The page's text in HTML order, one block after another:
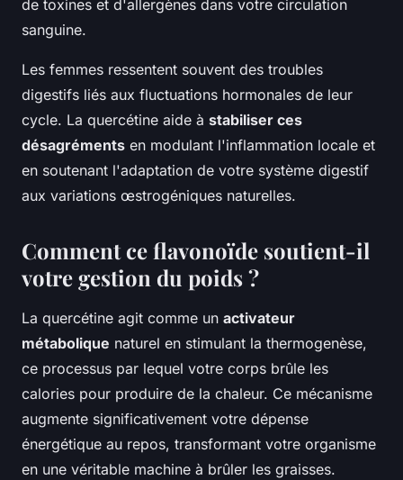
de toxines et d'allergènes dans votre circulation
sanguine.
Les femmes ressentent souvent des troubles
digestifs liés aux fluctuations hormonales de leur
cycle. La quercétine aide à stabiliser ces
désagréments en modulant l'inflammation locale et
en soutenant l'adaptation de votre système digestif
aux variations œstrogéniques naturelles.
Comment ce flavonoïde soutient-il
votre gestion du poids ?
La quercétine agit comme un activateur
métabolique naturel en stimulant la thermogenèse,
ce processus par lequel votre corps brûle les
calories pour produire de la chaleur. Ce mécanisme
augmente significativement votre dépense
énergétique au repos, transformant votre organisme
en une véritable machine à brûler les graisses.